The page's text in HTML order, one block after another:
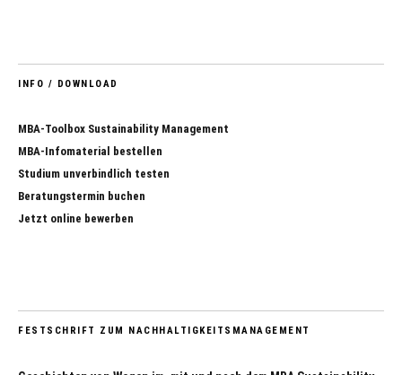
INFO / DOWNLOAD
MBA-Toolbox Sustainability Management
MBA-Infomaterial bestellen
Studium unverbindlich testen
Beratungstermin buchen
Jetzt online bewerben
FESTSCHRIFT ZUM NACHHALTIGKEITSMANAGEMENT